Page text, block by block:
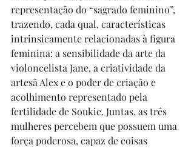
representação do “sagrado feminino”,
trazendo, cada qual, características
intrinsicamente relacionadas à figura
feminina: a sensibilidade da arte da
violoncelista Jane, a criatividade da
artesã Alex e o poder de criação e
acolhimento representado pela
fertilidade de Soukie. Juntas, as três
mulheres percebem que possuem uma
força poderosa, capaz de coisas